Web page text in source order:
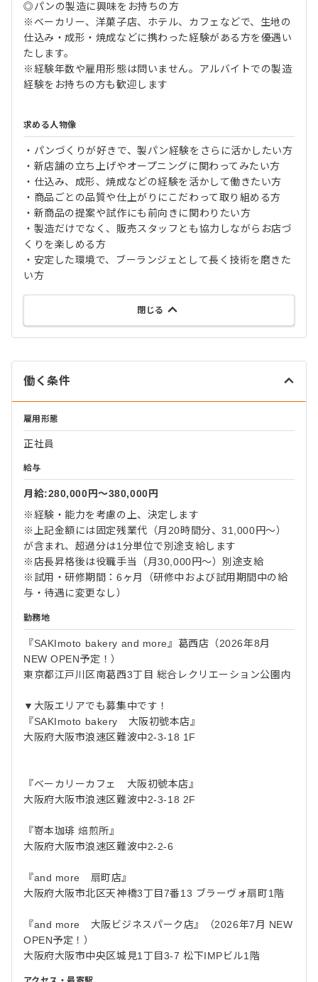
◎パンの製造に興味をお持ちの方
※ベーカリー、洋菓子店、ホテル、カフェなどで、生地の
仕込み・成形・焼成などに携わった経験がある方を優遇い
たします。
※経験年数や雇用形態は問いません。アルバイトでの製造
経験をお持ちの方も歓迎します
求める人物像
・パンづくりが好きで、製パン経験をさらに活かしたい方
・新店舗の立ち上げやオープニングに関わってみたい方
・仕込み、成形、焼成などの経験を活かして働きたい方
・商品ごとの品質や仕上がりにこだわって取り組める方
・新商品の提案や試作にも前向きに関わりたい方
・製造だけでなく、販売スタッフとも協力しながらお店づ
くりを楽しめる方
・安定した環境で、ブーランジェとして長く技術を磨きた
い方
閉じる
働く条件
雇用形態
正社員
給与
月給:280,000円〜380,000円
※経験・能力を考慮の上、決定します
※上記金額には固定残業代（月20時間分、31,000円〜）
が含まれ、超過分は1分単位で別途支給します
※店長昇格後は役職手当（月30,000円～）別途支給
※試用・研修期間：6ヶ月（研修中および試用期間中の給
与・待遇に変更なし）
勤務地
『SAKImoto bakery and more』葛西店（2026年8月
NEW OPEN予定！）
東京都江戸川区南葛西3丁目 総合レクリエーション公園内
▼大阪エリアでも募集中です！
『SAKImoto bakery 大阪初號本店』
大阪府大阪市浪速区難波中2-3-18 1F
『ベーカリーカフェ 大阪初號本店』
大阪府大阪市浪速区難波中2-3-18 2F
『嵜本珈琲 焙煎所』
大阪府大阪市浪速区難波中2-2-6
『and more 扇町店』
大阪府大阪市北区天神橋3丁目7番13 ブラーヴォ扇町1階
『and more 大阪ビジネスパーク店』（2026年7月 NEW
OPEN予定！）
大阪府大阪市中央区城見1丁目3-7 松下IMPビル1階